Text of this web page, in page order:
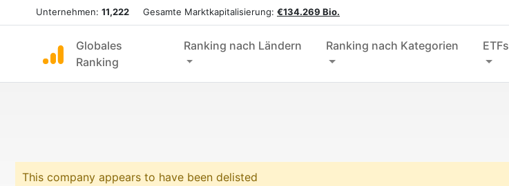
Unternehmen: 11,222 Gesamte Marktkapitalisierung: €134.269 Bio.
Globales
Ranking
Ranking nach Ländern Ranking nach Kategorien ETFs
This company appears to have been delisted